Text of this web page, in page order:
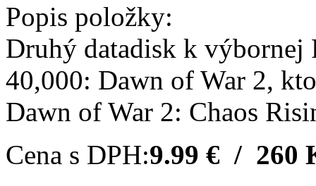
Popis položky:
Druhý datadisk k výbornej
40,000: Dawn of War 2,
Dawn of War 2: Chaos
Cena s DPH:9.99 € / 260